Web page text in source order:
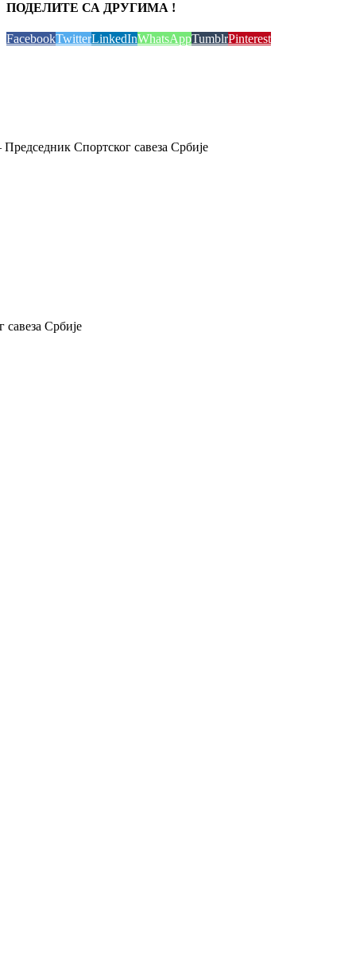
ПОДЕЛИТЕ СА ДРУГИМА !
FacebookTwitterLinkedInWhatsAppTumblrPinterest
Спортског савеза Србије
савеза Србије